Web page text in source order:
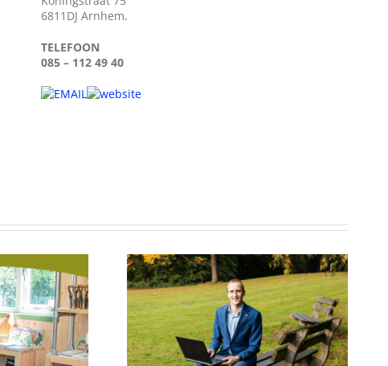
6811DJ Arnhem.
TELEFOON
085 – 112 49 40